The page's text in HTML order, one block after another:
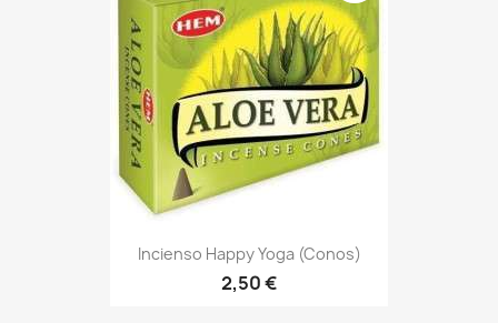
Incienso Happy Yoga (Conos)
2,50 €